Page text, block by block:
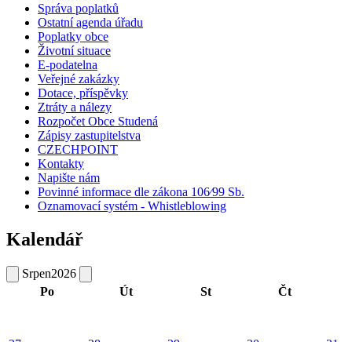
Správa poplatků
Ostatní agenda úřadu
Poplatky obce
Životní situace
E-podatelna
Veřejné zakázky
Dotace, příspěvky
Ztráty a nálezy
Rozpočet Obce Studená
Zápisy zastupitelstva
CZECHPOINT
Kontakty
Napište nám
Povinné informace dle zákona 106⁄99 Sb.
Oznamovací systém - Whistleblowing
Kalendář
Srpen2026
Po
Út St Čt